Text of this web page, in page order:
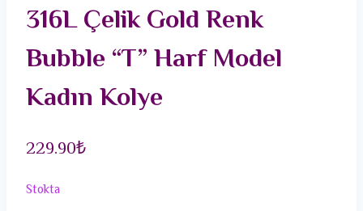
316L Çelik Gold Renk
Bubble “T” Harf Model
Kadın Kolye
229.90₺
Stokta